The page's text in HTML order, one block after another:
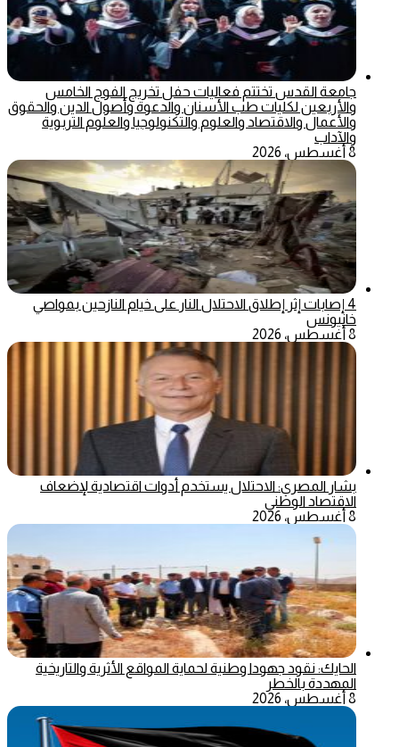
جامعة القدس تختتم فعاليات حفل تخريج الفوج الخامس
والأربعين لكليات طب الأسنان والدعوة وأصول الدين والحقوق
والأعمال والاقتصاد والعلوم والتكنولوجيا والعلوم التربوية
والآداب
8 أغسطس، 2026
4 إصابات إثر إطلاق الاحتلال النار على خيام النازحين بمواصي
خانيونس
8 أغسطس، 2026
بشار المصري: الاحتلال يستخدم أدوات اقتصادية لإضعاف
الاقتصاد الوطني
8 أغسطس، 2026
الحايك: نقود جهودا وطنية لحماية المواقع الأثرية والتاريخية
المهددة بالخطر
8 أغسطس، 2026